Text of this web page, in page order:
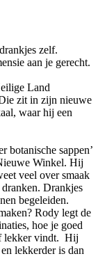
zelf.
aan je gerecht.
Land
zit in zijn nieuwe
waar hij een
botanische sappen’
Winkel. Hij
veel over smaak
Drankjes
begeleiden.
Rody legt de
hoe je goed
lekker vindt. Hij
lekkerder is dan